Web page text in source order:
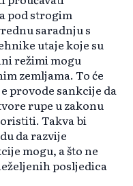
pod strogim
saradnju s
utaje koje su
režimi mogu
zemljama. To će
provode sankcije da
rupe u zakonu
Takva bi
da razvije
mogu, a što ne
posljedica